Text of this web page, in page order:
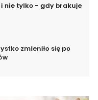
nie tylko - gdy brakuje
zmieniło się po